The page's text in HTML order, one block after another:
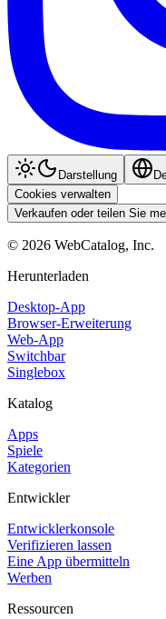
Darstellung
Cookies verwalten
Verkaufen oder teilen Sie
© 2026 WebCatalog, Inc.
Herunterladen
Desktop-App
Browser-Erweiterung
Web-App
Switchbar
Singlebox
Katalog
Apps
Spiele
Kategorien
Entwickler
Entwicklerkonsole
Verifizieren lassen
Eine App übermitteln
Werben
Ressourcen